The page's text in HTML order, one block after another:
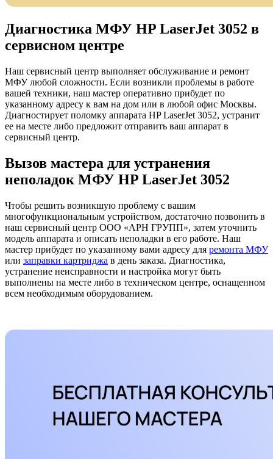
Диагностика МФУ HP LaserJet 3052 в
сервисном центре
Наш сервисный центр выполняет обслуживание и ремонт
МФУ любой сложности. Если возникли проблемы в работе
вашей техники, наш мастер оперативно прибудет по
указанному адресу к вам на дом или в любой офис Москвы.
Диагностирует поломку аппарата HP LaserJet 3052, устранит
ее на месте либо предложит отправить ваш аппарат в
сервисный центр.
Вызов мастера для устранения
неполадок МФУ HP LaserJet 3052
Чтобы решить возникшую проблему с вашим
многофункциональным устройством, достаточно позвонить в
наш сервисный центр ООО «АРН ГРУПП», затем уточнить
модель аппарата и описать неполадки в его работе. Наш
мастер прибудет по указанному вами адресу для ремонта МФУ
или заправки картриджа в день заказа. Диагностика,
устранение неисправности и настройка могут быть
выполнены на месте либо в техническом центре, оснащенном
всем необходимым оборудованием.